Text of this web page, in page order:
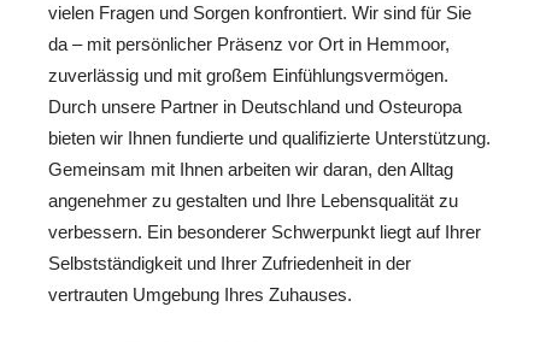
vielen Fragen und Sorgen konfrontiert. Wir sind für Sie
da – mit persönlicher Präsenz vor Ort in Hemmoor,
zuverlässig und mit großem Einfühlungsvermögen.
Durch unsere Partner in Deutschland und Osteuropa
bieten wir Ihnen fundierte und qualifizierte Unterstützung.
Gemeinsam mit Ihnen arbeiten wir daran, den Alltag
angenehmer zu gestalten und Ihre Lebensqualität zu
verbessern. Ein besonderer Schwerpunkt liegt auf Ihrer
Selbstständigkeit und Ihrer Zufriedenheit in der
vertrauten Umgebung Ihres Zuhauses.